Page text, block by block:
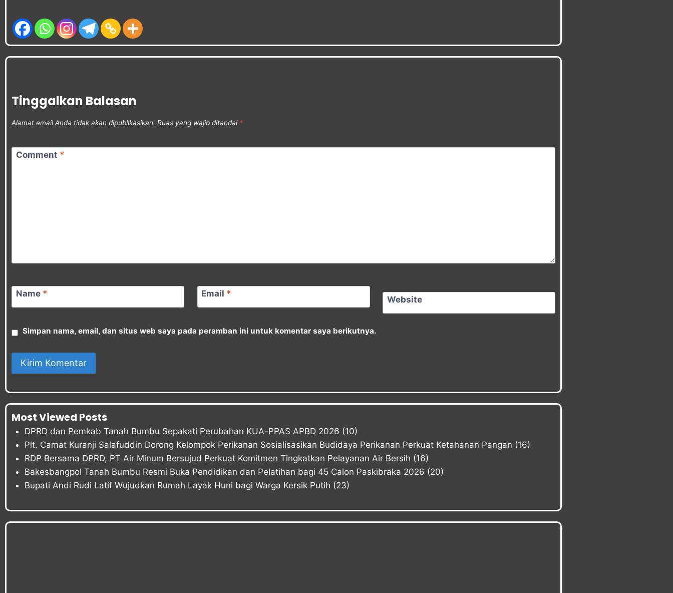
Tinggalkan Balasan
Alamat email Anda tidak akan dipublikasikan. Ruas yang wajib ditandai *
Comment *
Name * Email *
Website
Simpan nama, email, dan situs web saya pada peramban ini untuk komentar saya berikutnya.
Most Viewed Posts
DPRD dan Pemkab Tanah Bumbu Sepakati Perubahan KUA-PPAS APBD 2026 (10)
Plt. Camat Kuranji Salafuddin Dorong Kelompok Perikanan Sosialisasikan Budidaya Perikanan Perkuat Ketahanan Pangan (16)
RDP Bersama DPRD, PT Air Minum Bersujud Perkuat Komitmen Tingkatkan Pelayanan Air Bersih (16)
Bakesbangpol Tanah Bumbu Resmi Buka Pendidikan dan Pelatihan bagi 45 Calon Paskibraka 2026 (20)
Bupati Andi Rudi Latif Wujudkan Rumah Layak Huni bagi Warga Kersik Putih (23)